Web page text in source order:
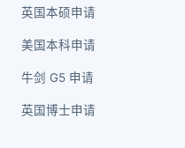
英国本硕申请
美国本科申请
牛剑 G5 申请
英国博士申请